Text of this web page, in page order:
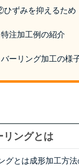
ずみを抑えるため
特注加工例の紹介
バーリング加工の様
リングとは
グとは成形加工方